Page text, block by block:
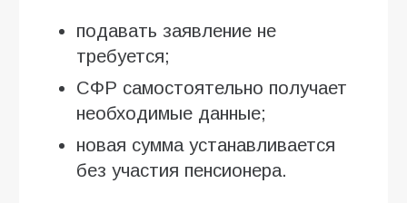
подавать заявление не
требуется;
СФР самостоятельно получает
необходимые данные;
новая сумма устанавливается
без участия пенсионера.